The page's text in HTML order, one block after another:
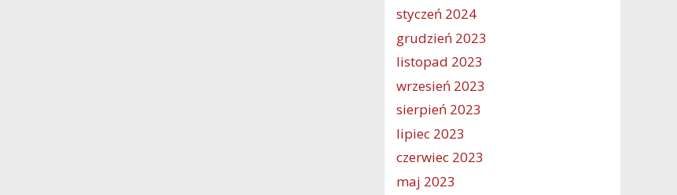
styczeń 2024
grudzień 2023
listopad 2023
wrzesień 2023
sierpień 2023
lipiec 2023
czerwiec 2023
maj 2023